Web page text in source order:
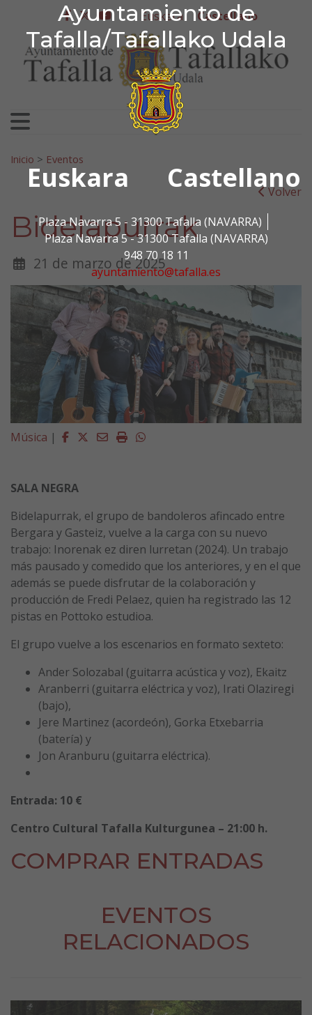
Ayuntamiento de
Tafalla/Tafallako Udala
Euskara Castellano
Plaza Navarra 5 - 31300 Tafalla (NAVARRA)
Plaza Navarra 5 - 31300 Tafalla (NAVARRA)
948 70 18 11
ayuntamiento@tafalla.es
Ir al contenido
Ayuntamiento de
facebook
twitter
youtube
Euskera Castellano
Search for:
Inicio > Eventos
Volver
Bidelapurrak
21 de marzo de 2025
Música | Facebook
Twitter
EmailImprimirWhatsapp
SALA NEGRA
Bidelapurrak, el grupo de bandoleros afincado entre
Bergara y Gasteiz, vuelve a la carga con su nuevo
trabajo: Inorenak ez diren lurretan (2024). Un trabajo
más pausado y comedido que los anteriores, y en el que
además se puede disfrutar de la colaboración y
producción de Fredi Pelaez, quien ha registrado las 12
pistas en Pottoko estudioa.
El grupo vuelve a los escenarios en formato sexteto:
Ander Solozabal (guitarra acústica y voz), Ekaitz
Aranberri (guitarra eléctrica y voz), Irati Olaziregi
(bajo),
Jere Martinez (acordeón), Gorka Etxebarria
(batería) y
Jon Aranburu (guitarra eléctrica).
Entrada: 10 €
Centro Cultural Tafalla Kulturgunea – 21:00 h.
COMPRAR ENTRADAS
EVENTOS
RELACIONADOS